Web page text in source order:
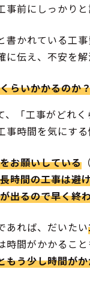
事前にしっかり
書かれている工
に伝え、不安を
らいかかるのか
、「工事がどれ
時間を気にする
お願いしている
時間の工事は避
出るので早く終
あれば、だいたい
時間がかかるこ
もう少し時間が